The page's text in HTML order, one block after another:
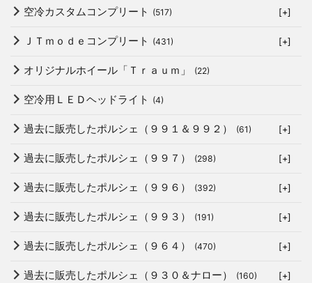
空冷カスタムコンプリート (517) [+]
ＪＴｍｏｄｅコンプリート (431) [+]
オリジナルホイール「Ｔｒａｕｍ」 (22)
空冷用ＬＥＤヘッドライト (4)
過去に販売したポルシェ（９９１＆９９２） (61) [+]
過去に販売したポルシェ（９９７） (298) [+]
過去に販売したポルシェ（９９６） (392) [+]
過去に販売したポルシェ（９９３） (191) [+]
過去に販売したポルシェ（９６４） (470) [+]
過去に販売したポルシェ（９３０＆ナロー） (160) [+]